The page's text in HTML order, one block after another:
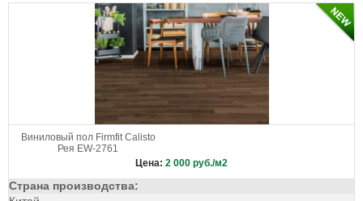
Виниловый пол Firmfit Calisto
Рея EW-2761
Цена: 2 000 руб./м2
Страна производства: